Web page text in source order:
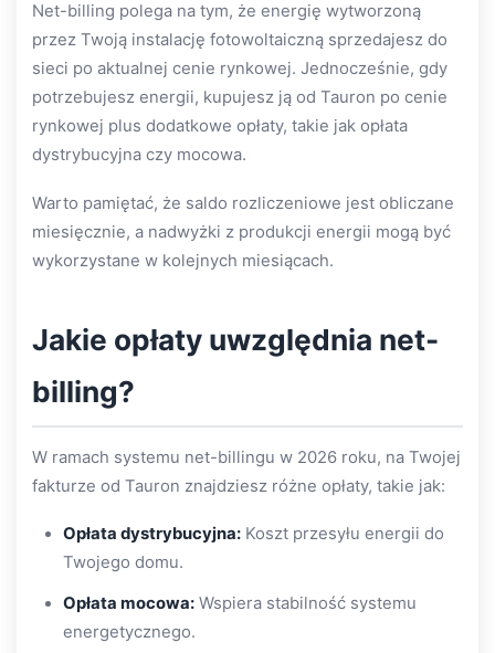
Net-billing polega na tym, że energię wytworzoną
przez Twoją instalację fotowoltaiczną sprzedajesz do
sieci po aktualnej cenie rynkowej. Jednocześnie, gdy
potrzebujesz energii, kupujesz ją od Tauron po cenie
rynkowej plus dodatkowe opłaty, takie jak opłata
dystrybucyjna czy mocowa.
Warto pamiętać, że saldo rozliczeniowe jest obliczane
miesięcznie, a nadwyżki z produkcji energii mogą być
wykorzystane w kolejnych miesiącach.
Jakie opłaty uwzględnia net-
billing?
W ramach systemu net-billingu w 2026 roku, na Twojej
fakturze od Tauron znajdziesz różne opłaty, takie jak:
Opłata dystrybucyjna: Koszt przesyłu energii do
Twojego domu.
Opłata mocowa: Wspiera stabilność systemu
energetycznego.